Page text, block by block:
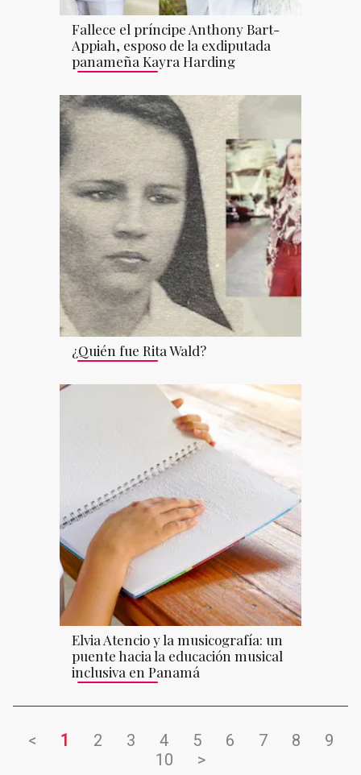
Fallece el príncipe Anthony Bart-
Appiah, esposo de la exdiputada
panameña Kayra Harding
¿Quién fue Rita Wald?
Elvia Atencio y la musicografía: un
puente hacia la educación musical
inclusiva en Panamá
< 1 2 3 4 5 6 7 8
9
10
>